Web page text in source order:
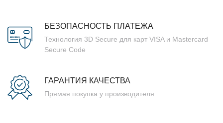
БЕЗОПАСНОСТЬ ПЛАТЕЖА
Технология 3D Secure для карт VISA и Mastercard
Secure Code
ГАРАНТИЯ КАЧЕСТВА
Прямая покупка у производителя